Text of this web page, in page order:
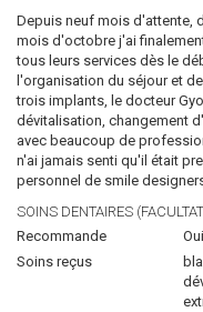
Depuis neuf mois d'attente,
mois d'octobre j'ai
tous leurs services dès le
l'organisation du séjour et
trois implants, le docteur
dévitalisation, changement
avec beaucoup de
n'ai jamais senti qu'il était
personnel de smile
SOINS DENTAIRES
Recommande
Oui
Soins reçus